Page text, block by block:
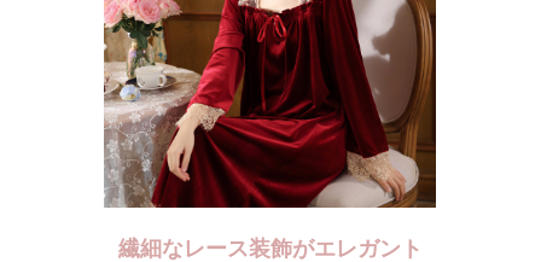
繊細なレース装飾がエレガント